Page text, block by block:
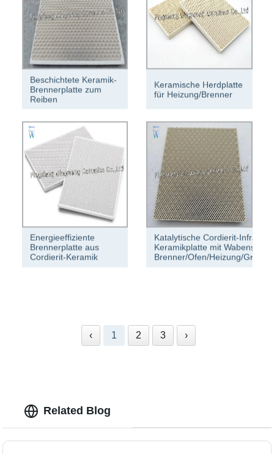
Beschichtete Keramik-
Brennerplatte zum
Reiben
Keramische Herdplatte
für Heizung/Brenner
Energieeffiziente
Brennerplatte aus
Cordierit-Keramik
Katalytische Cordierit-Infrarot-
Keramikplatte mit
Brenner/Ofen/Heizung/Grill/
‹ 1 2 3 ›
Related Blog